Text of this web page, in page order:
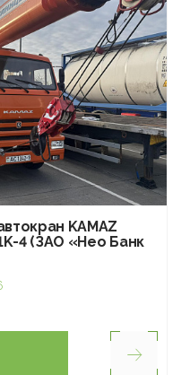
KAMAZ
1K-4 (ЗАО «Нео Банк